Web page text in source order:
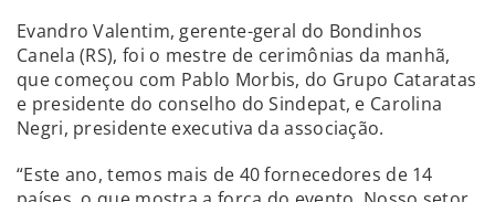
Evandro Valentim, gerente-geral do Bondinhos
Canela (RS), foi o mestre de cerimônias da manhã,
que começou com Pablo Morbis, do Grupo Cataratas
e presidente do conselho do Sindepat, e Carolina
Negri, presidente executiva da associação.
“Este ano, temos mais de 40 fornecedores de 14